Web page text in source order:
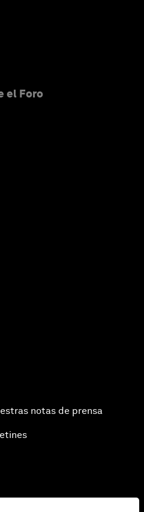
el Foro
notas de prensa